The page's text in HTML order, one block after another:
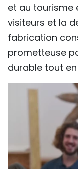
et au tourisme
visiteurs et la
fabrication
prometteuse
durable tout